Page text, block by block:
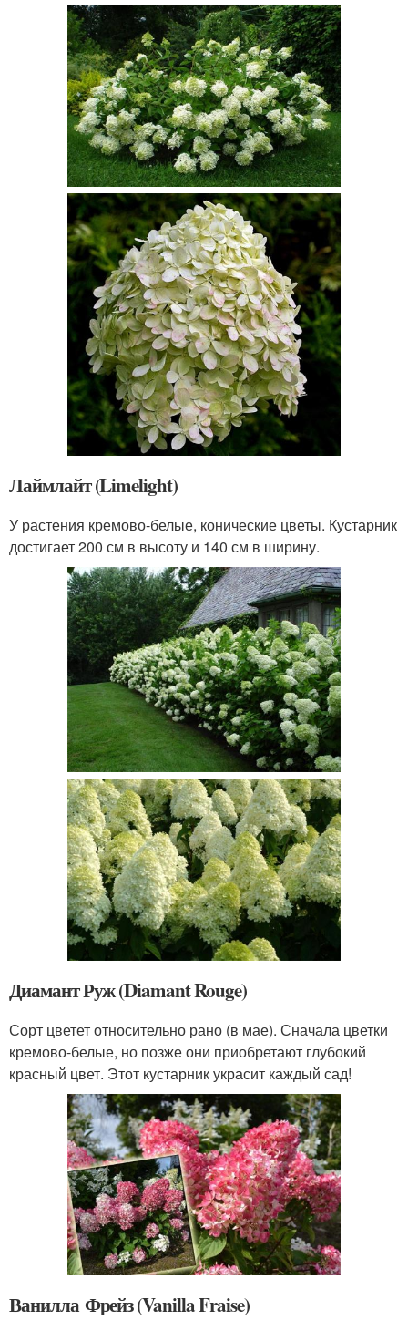
Лаймлайт (Limelight)
У растения кремово-белые, конические цветы. Кустарник
достигает 200 см в высоту и 140 см в ширину.
Диамант Руж (Diamant Rouge)
Сорт цветет относительно рано (в мае). Сначала цветки
кремово-белые, но позже они приобретают глубокий
красный цвет. Этот кустарник украсит каждый сад!
Ванилла Фрейз (Vanilla Fraise)